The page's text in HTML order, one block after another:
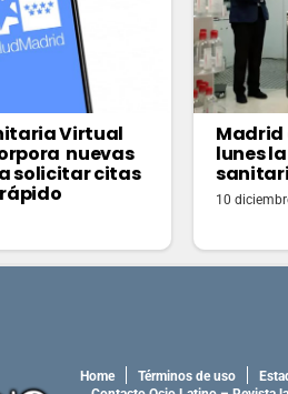
Virtual
nuevas
solicitar citas
Madrid
lunes
10
Home Términos de uso